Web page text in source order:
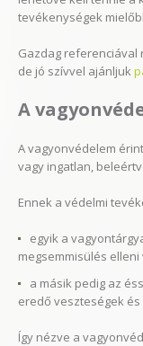
tevékenységek
Gazdag
de jó szívvel ajánljuk
A
A vagyonvédelem
vagy ingatlan,
Ennek a védelmi
egyik a
megsemmisülés elleni
a másik pedig az
eredő veszteségek
Így nézve a